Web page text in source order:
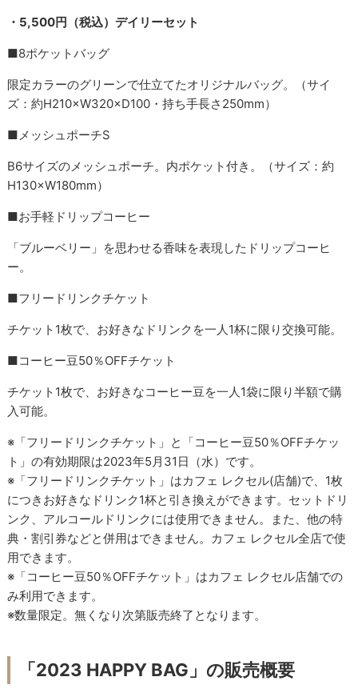
・5,500円（税込）デイリーセット
■8ポケットバッグ
限定カラーのグリーンで仕立てたオリジナルバッグ。（サイ
ズ：約H210×W320×D100・持ち手長さ250mm）
■メッシュポーチS
B6サイズのメッシュポーチ。内ポケット付き。（サイズ：約
H130×W180mm）
■お手軽ドリップコーヒー
「ブルーベリー」を思わせる香味を表現したドリップコーヒ
ー。
■フリードリンクチケット
チケット1枚で、お好きなドリンクを一人1杯に限り交換可能。
■コーヒー豆50％OFFチケット
チケット1枚で、お好きなコーヒー豆を一人1袋に限り半額で購
入可能。
※「フリードリンクチケット」と「コーヒー豆50％OFFチケッ
ト」の有効期限は2023年5月31日（水）です。
※「フリードリンクチケット」はカフェ レクセル(店舗)で、1枚
につきお好きなドリンク1杯と引き換えができます。セットドリ
ンク、アルコールドリンクには使用できません。また、他の特
典・割引券などと併用はできません。カフェ レクセル全店で使
用できます。
※「コーヒー豆50％OFFチケット」はカフェ レクセル店舗での
み利用できます。
※数量限定。無くなり次第販売終了となります。
「2023 HAPPY BAG」の販売概要